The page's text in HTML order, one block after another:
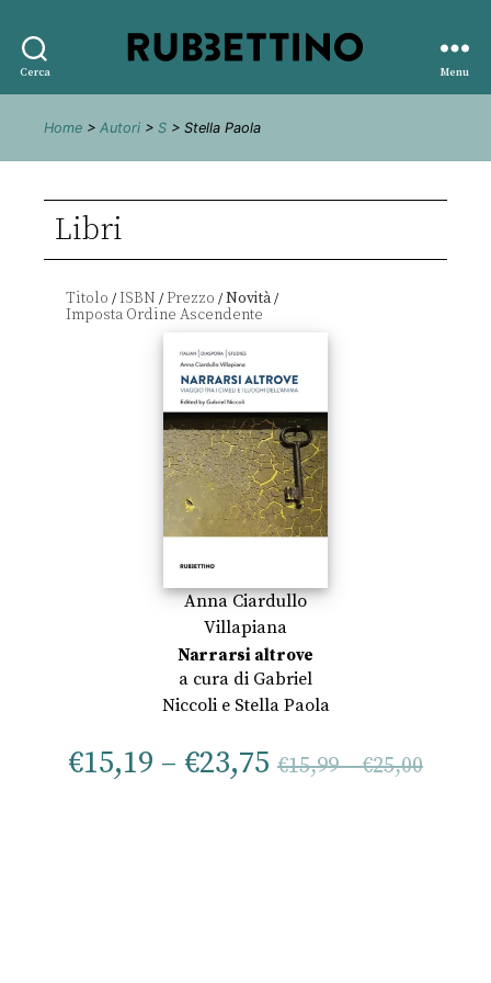
Cerca
editore
Menu
Home > Autori > S > Stella Paola
Libri
Titolo /ISBN /Prezzo /Novità/
Anna Ciardullo
Villapiana
Narrarsi altrove
a cura di Gabriel
Niccolie Stella Paola
€15,19 – €23,75 €15,99–€25,00